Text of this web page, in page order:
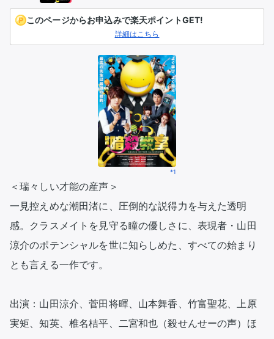
このページからお申込みで楽天ポイントGET!
詳細はこちら
*1
＜瑞々しい才能の産声＞
一見控えめな潮田渚に、圧倒的な説得力を与えた透明
感。クラスメイトを見守る瞳の優しさに、表現者・山田
涼介のポテンシャルを世に知らしめた、すべての始まり
とも言える一作です。
出演：山田涼介、菅田将暉、山本舞香、竹富聖花、上原
実矩、知英、椎名桔平、二宮和也（殺せんせーの声）ほ